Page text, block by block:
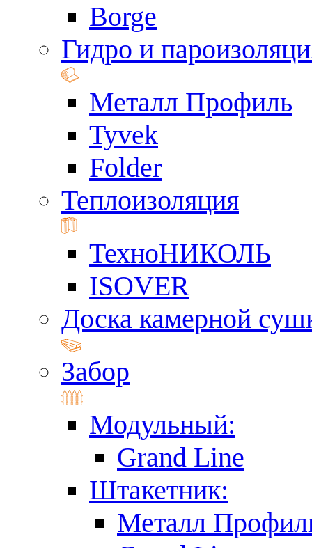
Borge
Гидро и
Металл Профиль
Tyvek
Folder
Теплоизоляция
ТехноНИКОЛЬ
ISOVER
Доска камерной
Забор
Модульный:
Grand Line
Штакетник:
Металл